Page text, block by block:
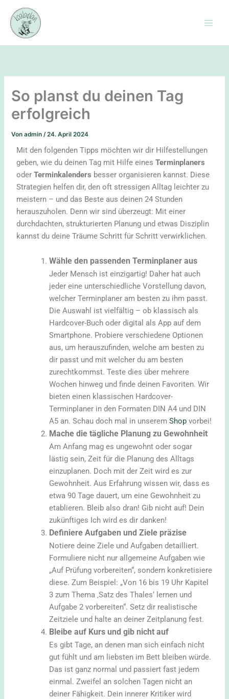
Inhalt
springen
So planst du deinen Tag
erfolgreich
Vonadmin/24. April 2024
Mit den folgenden Tipps möchten wir dir Hilfestellungen
geben, wie du deinen Tag mit Hilfe einesTerminplaners
oderTerminkalenders besser organisieren kannst. Diese
Strategien helfen dir, den oft stressigen Alltag leichter zu
meistern – und das Beste aus deinen 24 Stunden
herauszuholen. Denn wir sind überzeugt: Mit einer
durchdachten, strukturierten Planung und etwas Disziplin
kannst du deine Träume Schritt für Schritt verwirklichen.
Wähle den passenden Terminplaner aus
Jeder Mensch ist einzigartig! Daher hat auch
jeder eine unterschiedliche Vorstellung davon,
welcher Terminplaner am besten zu ihm passt.
Die Auswahl ist vielfältig – ob klassisch als
Hardcover-Buch oder digital als App auf dem
Smartphone. Probiere verschiedene Optionen
aus, um herauszufinden, welche am besten zu
dir passt und mit welcher du am besten
zurechtkommst. Teste dies über mehrere
Wochen hinweg und finde deinen Favoriten. Wir
bieten einen klassischen Hardcover-
Terminplaner in den Formaten DIN A4 und DIN
A5 an. Schau doch mal in unseremShop vorbei!
Mache die tägliche Planung zu Gewohnheit
Am Anfang mag es ungewohnt oder sogar
lästig sein, Zeit für die Planung des Alltags
einzuplanen. Doch mit der Zeit wird es zur
Gewohnheit. Aus Erfahrung wissen wir, dass es
etwa 90 Tage dauert, um eine Gewohnheit zu
etablieren. Bleib also dran! Gib nicht auf! Dein
zukünftiges Ich wird es dir danken!
Definiere Aufgaben und Ziele präzise
Notiere deine Ziele und Aufgaben detailliert.
Formuliere nicht nur allgemeine Aufgaben wie
„Auf Prüfung vorbereiten“, sondern konkretisiere
diese. Zum Beispiel: „Von 16 bis 19 Uhr Kapitel
3 zum Thema ‚Satz des Thales‘ lernen und
Aufgabe 2 vorbereiten“. Setz dir realistische
Zeitziele und halte an deiner Zeitplanung fest.
Bleibe auf Kurs und gib nicht auf
Es gibt Tage, an denen man sich einfach nicht
gut fühlt und am liebsten im Bett bleiben würde.
Das ist ganz normal und passiert fast jedem
einmal. Zweifel an solchen Tagen nicht an
deiner Fähigkeit. Dein innerer Kritiker wird